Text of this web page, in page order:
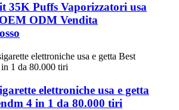
35K Puffs Vaporizzatori usa
ODM Vendita
elettroniche usa e getta
4 in 1 da 80.000 tiri